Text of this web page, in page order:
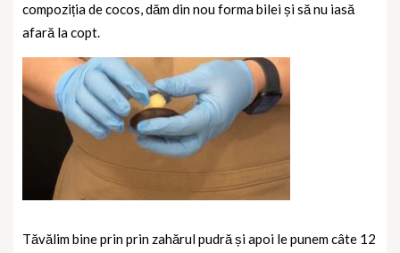
compoziția de cocos, dăm din nou forma bilei și să nu iasă
afară la copt.
Tăvălim bine prin prin zahărul pudră și apoi le punem câte 12